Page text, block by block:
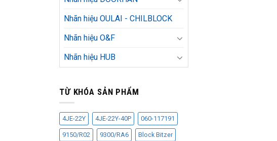
Nhãn hiệu OULAI - CHILBLOCK
Nhãn hiệu O&F
Nhãn hiệu HUB
TỪ KHÓA SẢN PHẨM
4JE-22Y 4JE-22Y-40P 060-117191
9150/R02 9300/RA6 Block Bitzer